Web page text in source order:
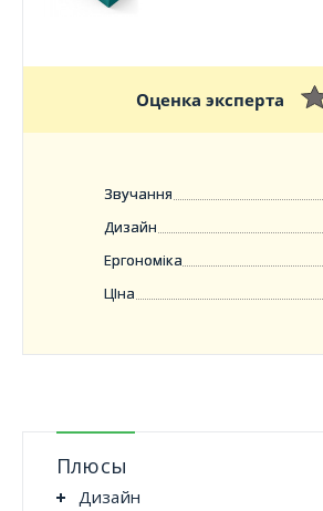
Оценка эксперта
Звучання
Дизайн
Ергономіка
ЦІна
Плюсы
Дизайн